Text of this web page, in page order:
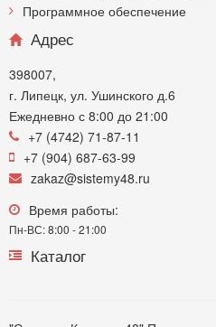
Программное обеспечение
Адрес
398007,
г. Липецк, ул. Ушинского д.6
Ежедневно с 8:00 до 21:00
+7 (4742) 71-87-11
+7 (904) 687-63-99
zakaz@sistemy48.ru
Время работы:
Пн-ВС: 8:00 - 21:00
Каталог